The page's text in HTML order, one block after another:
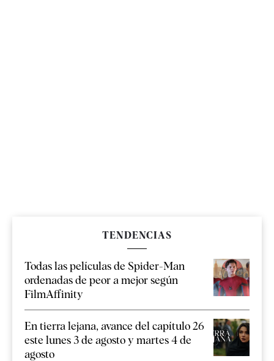
TENDENCIAS
Todas las películas de Spider-Man
ordenadas de peor a mejor según
FilmAffinity
En tierra lejana, avance del capítulo 26
este lunes 3 de agosto y martes 4 de
agosto